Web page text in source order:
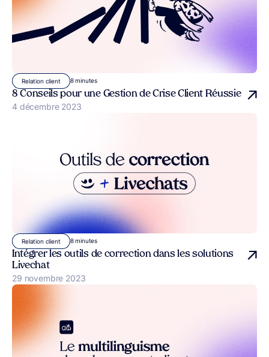
Relation client 8 minutes
8 Conseils pour une Gestion de Crise Client Réussie
Publié le
4 décembre 2023
Relation client 8 minutes
Intégrer les outils de correction dans les solutions
Livechat
Publié le
29 novembre 2023